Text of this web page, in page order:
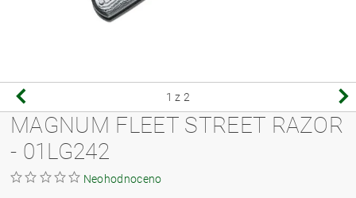
1 z 2
MAGNUM FLEET STREET RAZOR
- 01LG242
Neohodnoceno